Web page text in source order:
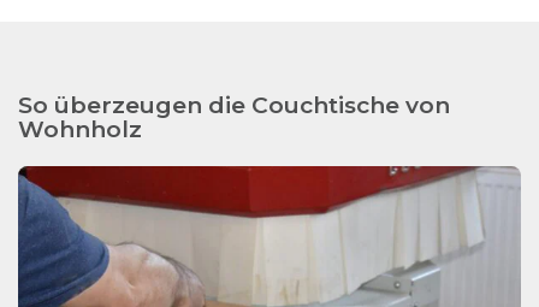
So überzeugen die Couchtische von
Wohnholz